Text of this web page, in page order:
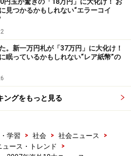
円玉が驚きの「18万円」に大化け！ お
見つかるかもしれない“エラーコイ
。新一万円札が「37万円」に大化け！
眠っているかもしれない“レア紙幣”の
ングをもっと見る
学習 > 社会 > 社会ニュース
>
ュース・トレンド
>